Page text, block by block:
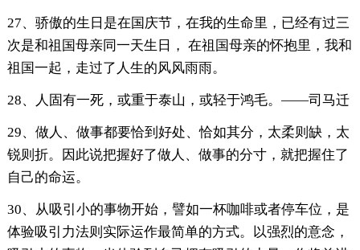
27、骄傲的生日是在国庆节，在我的生命里，已经有过三
次是和祖国母亲同一天生日， 在祖国母亲的怀抱里，我和
祖国一起，走过了人生的风风雨雨。
28、人固有一死，或重于泰山，或轻于鸿毛。――司马迁
29、做人、做事都要恰到好处、恰如其分，太柔则缺，太
锐则折。因此说把握好了做人、做事的分寸，就把握住了
自己的命运。
30、从吸引小的事物开始，譬如一杯咖啡或者停车位，是
体验吸引力法则实际运作最简单的方式。以强烈的意念，